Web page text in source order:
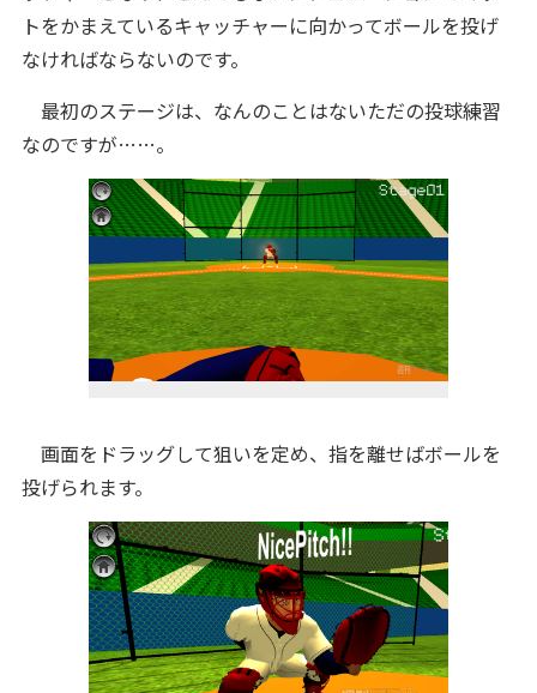
トをかまえているキャッチャーに向かってボールを投げ
なければならないのです。
最初のステージは、なんのことはないただの投球練習
なのですが……。
画面をドラッグして狙いを定め、指を離せばボールを
投げられます。